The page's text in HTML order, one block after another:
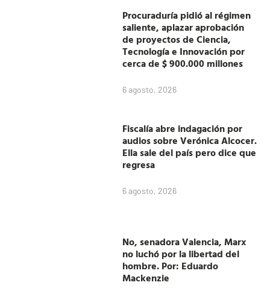
Procuraduría pidió al régimen
saliente, aplazar aprobación
de proyectos de Ciencia,
Tecnología e Innovación por
cerca de $ 900.000 millones
6 agosto, 2026
Fiscalía abre indagación por
audios sobre Verónica Alcocer.
Ella sale del país pero dice que
regresa
6 agosto, 2026
No, senadora Valencia, Marx
no luchó por la libertad del
hombre. Por: Eduardo
Mackenzie